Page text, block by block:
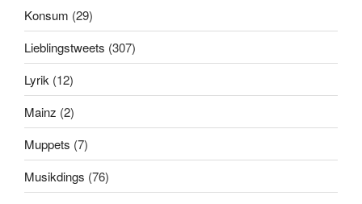
Konsum (29)
Lieblingstweets (307)
Lyrik (12)
Mainz (2)
Muppets (7)
Musikdings (76)